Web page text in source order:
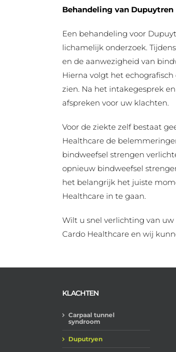
Behandeling van Dupuytren
Een behandeling voor
lichamelijk onderzoek.
en de aanwezigheid van
Hierna volgt het
zien. Na het intakegesprek
afspreken voor uw klachten.
Voor de ziekte zelf bestaat
Healthcare de
bindweefsel strengen
opnieuw bindweefsel
het belangrijk het juiste
Healthcare in te gaan.
Wilt u snel verlichting van
Cardo Healthcare en wij
KLACHTEN
Carpaal tunnel
syndroom
Duputryen